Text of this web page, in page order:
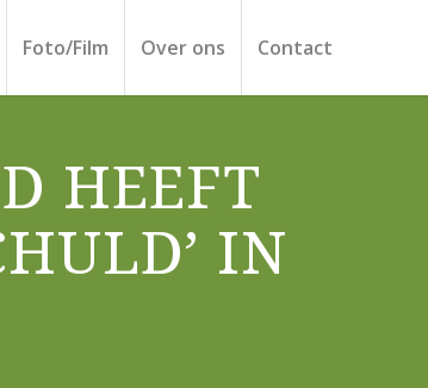
Foto/Film Over ons Contact
HEEFT
IN